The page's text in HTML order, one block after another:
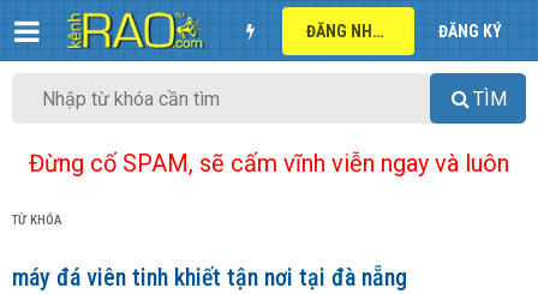
ĐĂNG NHẬP ĐĂNG KÝ
TÌM
Đừng cố SPAM, sẽ cấm vĩnh viễn ngay và luôn
TỪ KHÓA
máy đá viên tinh khiết tận nơi tại đà nẵng